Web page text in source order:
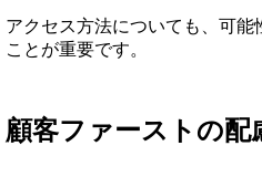
アクセス方法についても、可
ことが重要です。
顧客ファーストの配